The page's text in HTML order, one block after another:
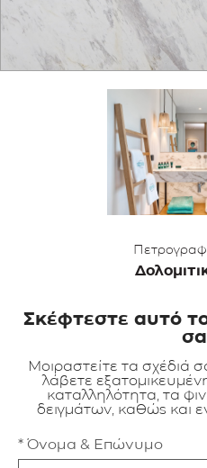
ΚΑΤΑΛΟΓΟΣ
BLOG
ΕΠΙΚΟΙΝΩΝΙΑ
Σκέφτεστε αυτό
Μοιραστείτε τα σχέδιά
λάβετε
καταλληλότητα, τα
δειγμάτων, καθώς και
* Όνομα & Επώνυμο